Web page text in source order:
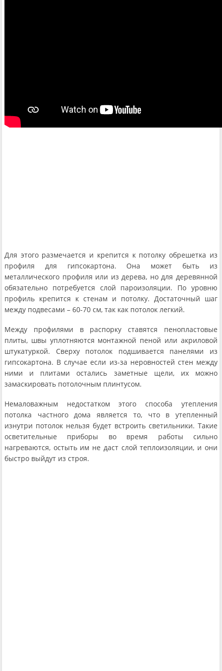
Для этого размечается и крепится к потолку обрешетка из
профиля для гипсокартона. Она может быть из
металлического профиля или из дерева, но для деревянной
обязательно потребуется слой пароизоляции. По уровню
профиль крепится к стенам и потолку. Достаточный шаг
между подвесами – 60-70 см, так как потолок легкий.
Между профилями в распорку ставятся пенопластовые
плиты, швы уплотняются монтажной пеной или акриловой
штукатуркой. Сверху потолок подшивается панелями из
гипсокартона. В случае если из-за неровностей стен между
ними и плитами остались заметные щели, их можно
замаскировать потолочным плинтусом.
Немаловажным недостатком этого способа утепления
потолка частного дома является то, что в утепленный
изнутри потолок нельзя будет встроить светильники. Такие
осветительные приборы во время работы сильно
нагреваются, остыть им не даст слой теплоизоляции, и они
быстро выйдут из строя.